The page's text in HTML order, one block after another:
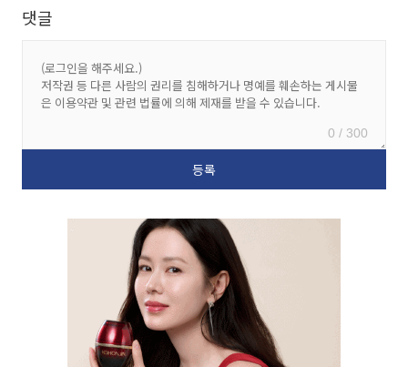
댓글
0 / 300